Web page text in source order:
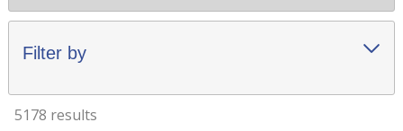
Filter by
5178 results